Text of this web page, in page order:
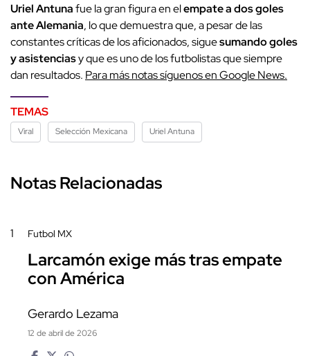
Uriel Antunafue la gran figura en elempate a dos goles
ante Alemania, lo que demuestra que, a pesar de las
constantes críticas de los aficionados, siguesumando goles
y asistenciasy que es uno de los futbolistas que siempre
dan resultados. Para más notas síguenos en Google News.
TEMAS
Viral Selección Mexicana Uriel Antuna
Notas Relacionadas
1 Futbol MX
Larcamón exige más tras empate
con América
Gerardo Lezama
12 de abril de 2026